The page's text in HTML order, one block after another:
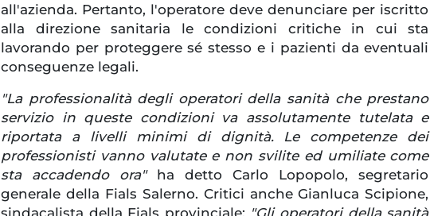
all'azienda. Pertanto, l'operatore deve denunciare per iscritto
alla direzione sanitaria le condizioni critiche in cui sta
lavorando per proteggere sé stesso e i pazienti da eventuali
conseguenze legali.
"La professionalità degli operatori della sanità che prestano
servizio in queste condizioni va assolutamente tutelata e
riportata a livelli minimi di dignità. Le competenze dei
professionisti vanno valutate e non svilite ed umiliate come
sta accadendo ora" ha detto Carlo Lopopolo, segretario
generale della Fials Salerno. Critici anche Gianluca Scipione,